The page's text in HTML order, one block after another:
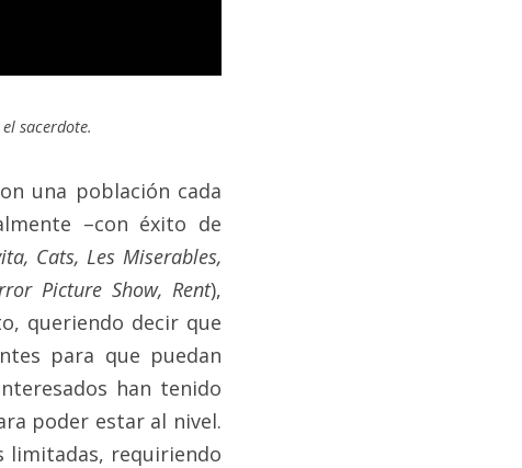
sacerdote.
una población cada
–con éxito de
Cats, Les Miserables,
Picture Show, Rent),
queriendo decir que
para que puedan
han tenido
poder estar al nivel.
limitadas, requiriendo